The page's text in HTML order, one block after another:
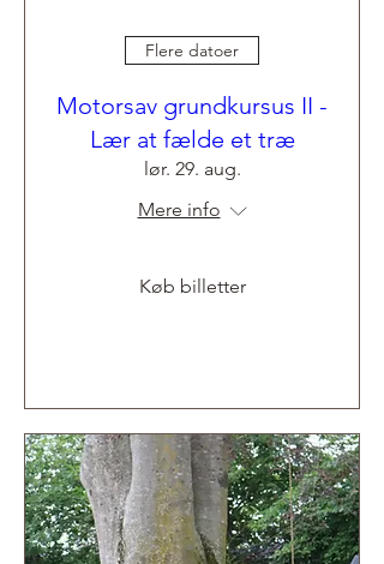
Flere datoer
Motorsav grundkursus II -
Lær at fælde et træ
lør. 29. aug.
Mere info
Køb billetter